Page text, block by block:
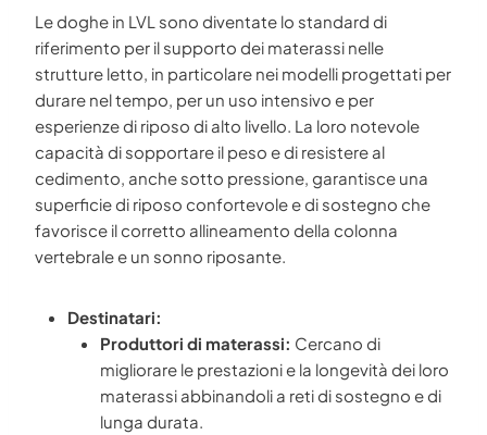
Le doghe in LVL sono diventate lo standard di
riferimento per il supporto dei materassi nelle
strutture letto, in particolare nei modelli progettati per
durare nel tempo, per un uso intensivo e per
esperienze di riposo di alto livello. La loro notevole
capacità di sopportare il peso e di resistere al
cedimento, anche sotto pressione, garantisce una
superficie di riposo confortevole e di sostegno che
favorisce il corretto allineamento della colonna
vertebrale e un sonno riposante.
Destinatari:
Produttori di materassi: Cercano di
migliorare le prestazioni e la longevità dei loro
materassi abbinandoli a reti di sostegno e di
lunga durata.